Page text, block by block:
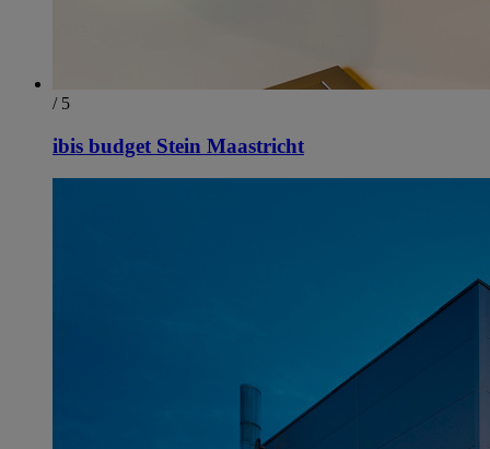
/ 5
ibis budget Stein Maastricht